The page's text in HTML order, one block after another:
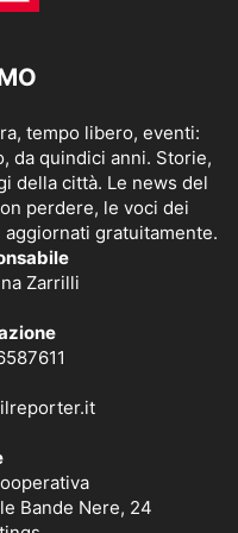
tempo libero, eventi:
da quindici anni. Storie,
della città. Le news del
perdere, le voci dei
gratuitamente.
Zarrilli
Bande Nere, 24